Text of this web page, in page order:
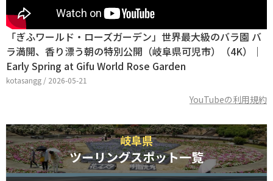
「ぎふワールド・ローズガーデン」世界最大級のバラ園 バ
ラ満開、香り漂う朝の特別公開（岐阜県可児市）（4K）｜
Early Spring at Gifu World Rose Garden
kotasangg / 2026-05-21
YouTubeの利用規約
岐阜県
ツーリングスポット一覧